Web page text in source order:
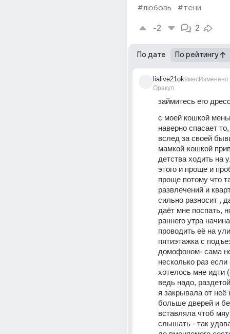
#любовь
#тени
-2 2
По дате По рейтингу
lialive21ok
Оракул
9месИзменено
займитесь его
с моей кошкой
наверно спасает
вслед за своей
мамкой-кошкой
детства ходить на
этого и проще и
проще потому что
развлечений и
сильно разносит ,
даёт мне поспать,
раннего утра
проводить её на
пятиэтажка с
домофоном- сама
несколько раз
хотелось мне идти
ведь надо,
я закрывала от неё
больше дверей и
вставляла чтоб
слышать - так